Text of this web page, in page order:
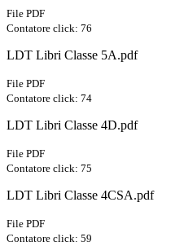
File PDF
Contatore click: 76
LDT Libri Classe 5A.pdf
File PDF
Contatore click: 74
LDT Libri Classe 4D.pdf
File PDF
Contatore click: 75
LDT Libri Classe 4CSA.pdf
File PDF
Contatore click: 59